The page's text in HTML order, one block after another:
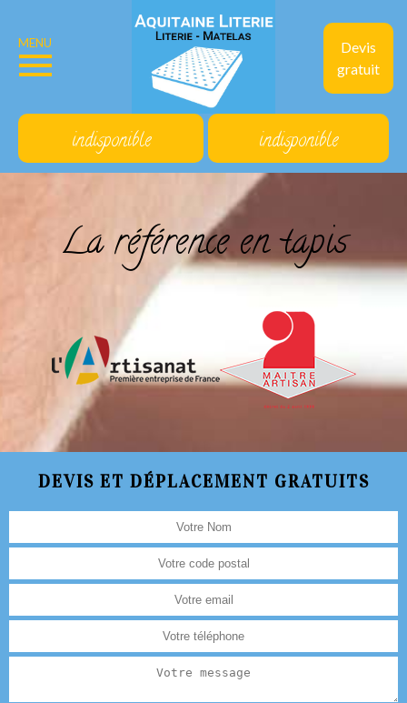
Devis
gratuit
MENU
indisponible indisponible
La référence en tapis
DEVIS ET DÉPLACEMENT GRATUITS